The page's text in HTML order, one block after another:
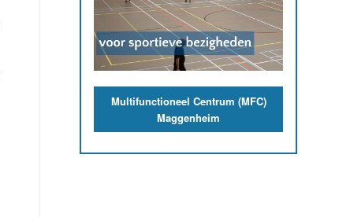
Multifunctioneel Centrum (MFC)
Maggenheim